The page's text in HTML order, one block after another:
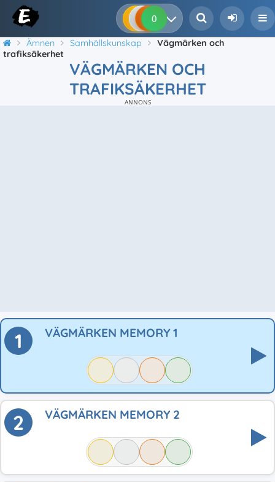
0 0 0
Ämnen Samhällskunskap
Vägmärken och
trafiksäkerhet
VÄGMÄRKEN OCH
TRAFIKSÄKERHET
ANNONS
1 VÄGMÄRKEN MEMORY 1
2 VÄGMÄRKEN MEMORY 2